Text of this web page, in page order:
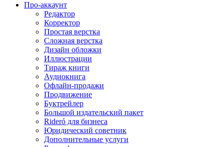
Про-аккаунт
Редактор
Корректор
Простая верстка
Сложная верстка
Дизайн обложки
Иллюстрации
Тираж книги
Аудиокнига
Офлайн-продажи
Продвижение
Буктрейлер
Большой издательский пакет
Rideró для бизнеса
Юридический советник
Дополнительные услуги